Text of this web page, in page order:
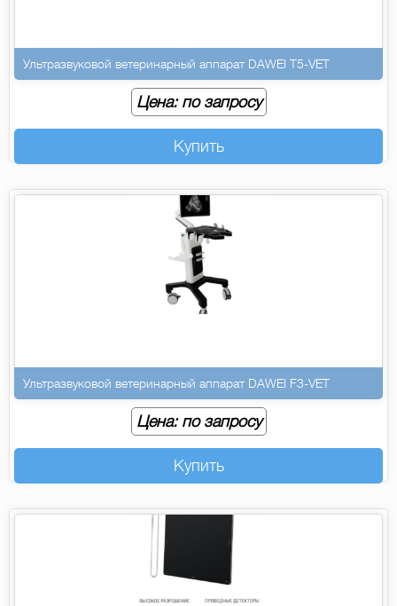
Ультразвуковой ветеринарный аппарат DAWEI T5-VET
Цена: по запросу
Купить
Ультразвуковой ветеринарный аппарат DAWEI F3-VET
Цена: по запросу
Купить